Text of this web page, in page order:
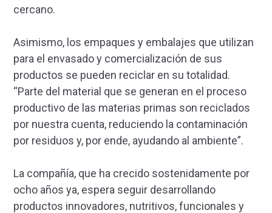
cercano.
Asimismo, los empaques y embalajes que utilizan
para el envasado y comercialización de sus
productos se pueden reciclar en su totalidad.
“Parte del material que se generan en el proceso
productivo de las materias primas son reciclados
por nuestra cuenta, reduciendo la contaminación
por residuos y, por ende, ayudando al ambiente”.
La compañía, que ha crecido sostenidamente por
ocho años ya, espera seguir desarrollando
productos innovadores, nutritivos, funcionales y